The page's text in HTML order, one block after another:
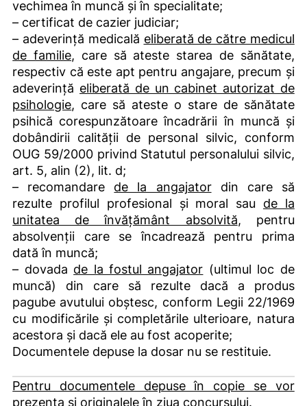
vechimea în muncă și în specialitate;
– certificat de cazier judiciar;
– adeverință medicală eliberată de către medicul
de familie, care să ateste starea de sănătate,
respectiv că este apt pentru angajare, precum și
adeverință eliberată de un cabinet autorizat de
psihologie, care să ateste o stare de sănătate
psihică corespunzătoare încadrării în muncă și
dobândirii calității de personal silvic, conform
OUG 59/2000 privind Statutul personalului silvic,
art. 5, alin (2), lit. d;
– recomandare de la angajatordin care să
rezulte profilul profesional și moral sau de la
unitatea de învățământ absolvită, pentru
absolvenții care se încadrează pentru prima
dată în muncă;
– dovada de la fostul angajator (ultimul loc de
muncă) din care să rezulte dacă a produs
pagube avutului obștesc, conform Legii 22/1969
cu modificările și completările ulterioare, natura
acestora și dacă ele au fost acoperite;
Documentele depuse la dosar nu se restituie.
Pentru documentele depuse în copie se vor
prezenta și originalele în ziua concursului.